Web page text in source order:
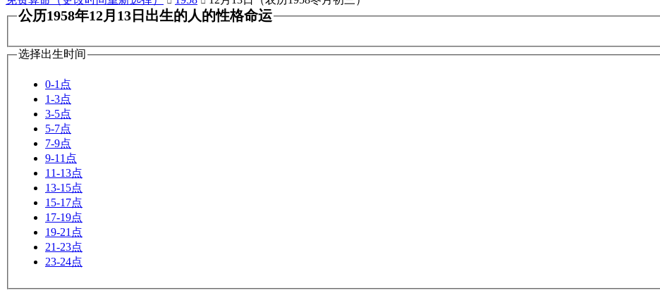
公历1958年12月13日出生的人的性格命运
选择出生时间
0-1点
1-3点
3-5点
5-7点
7-9点
9-11点
11-13点
13-15点
15-17点
17-19点
19-21点
21-23点
23-24点